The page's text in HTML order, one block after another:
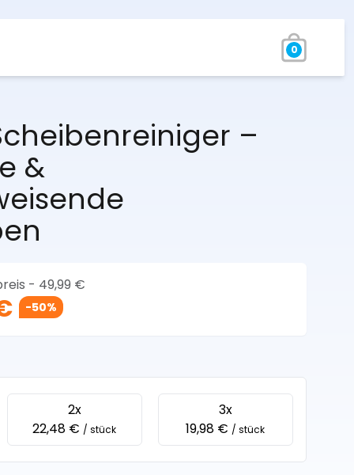
0
–
&
- 49,99 €
-50%
2x
22,48 € / stück
3x
19,98 € / stück